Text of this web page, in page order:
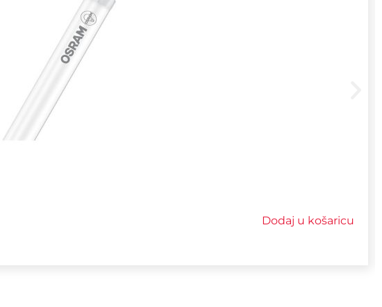
Dodaj u košaricu